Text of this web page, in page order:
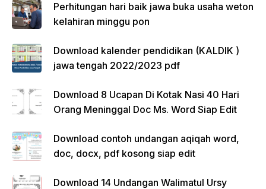
Perhitungan hari baik jawa buka usaha weton
kelahiran minggu pon
Download kalender pendidikan (KALDIK )
jawa tengah 2022/2023 pdf
Download 8 Ucapan Di Kotak Nasi 40 Hari
Orang Meninggal Doc Ms. Word Siap Edit
Download contoh undangan aqiqah word,
doc, docx, pdf kosong siap edit
Download 14 Undangan Walimatul Ursy